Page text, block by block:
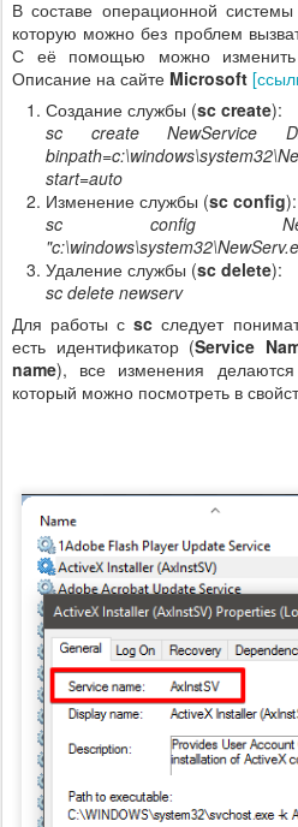
В составе операционной системы
которую можно без проблем
С её помощью можно изменить
Описание на сайте Microsoft
Создание службы (sc create):
sc create NewService
start=auto
Изменение службы (sc config):
sc config
Удаление службы (sc delete):
sc delete newserv
Для работы сscследует
есть идентификатор (Service
name), все изменения делаются
который можно посмотреть в